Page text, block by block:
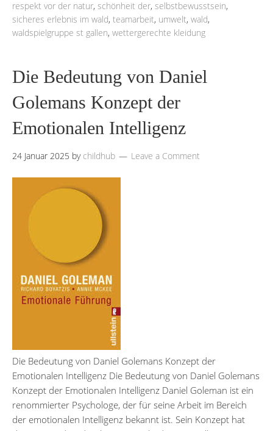
respekt vor der natur, schönheit der, selbstbewusstsein,
sicheres erlebnis im wald, teamarbeit, umwelt, wald,
waldspielgruppe st gallen, wettergerechte kleidung
Die Bedeutung von Daniel
Golemans Konzept der
Emotionalen Intelligenz
24 Januar 2025 by childhub Leave a Comment
Die Bedeutung von Daniel Golemans Konzept der
Emotionalen Intelligenz Die Bedeutung von Daniel Golemans
Konzept der Emotionalen Intelligenz Daniel Goleman ist ein
renommierter Psychologe, der für seine Arbeit im Bereich
der emotionalen Intelligenz bekannt ist. Sein Konzept hat